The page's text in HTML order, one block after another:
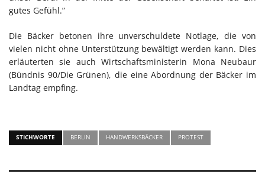
gutes Gefühl.”
Die Bäcker betonen ihre unverschuldete Notlage, die von
vielen nicht ohne Unterstützung bewältigt werden kann. Dies
erläuterten sie auch Wirtschaftsministerin Mona Neubaur
(Bündnis 90/Die Grünen), die eine Abordnung der Bäcker im
Landtag empfing.
STICHWORTE BERLIN HANDWERKSBÄCKER PROTEST